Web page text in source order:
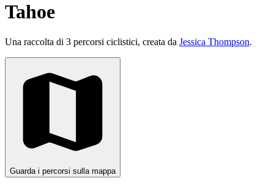
Tahoe
Una raccolta di 3 percorsi ciclistici, creata da Jessica Thompson.
Guarda i percorsi sulla mappa